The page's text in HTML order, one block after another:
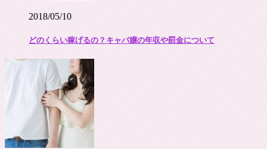
2018/05/10
どのくらい稼げるの？キャバ嬢の年収や罰金について